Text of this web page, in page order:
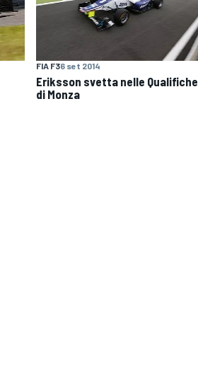
FIA F36 set 2014
Eriksson svetta nelle Qualifiche
di Monza